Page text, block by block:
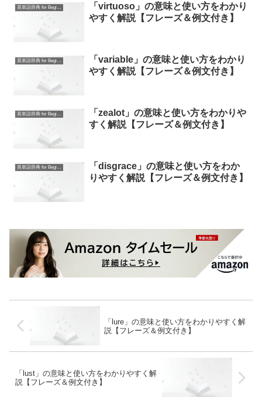
英単語辞典 for Beginners
「virtuoso」の意味と使い方をわかり
やすく解説【フレーズ＆例文付き】
英単語辞典 for Beginners
「variable」の意味と使い方をわかり
やすく解説【フレーズ＆例文付き】
英単語辞典 for Beginners
「zealot」の意味と使い方をわかりや
すく解説【フレーズ＆例文付き】
英単語辞典 for Beginners
「disgrace」の意味と使い方をわか
りやすく解説【フレーズ＆例文付き】
「lure」の意味と使い方をわかりやすく解
説【フレーズ＆例文付き】
「lust」の意味と使い方をわかりやすく解
説【フレーズ＆例文付き】